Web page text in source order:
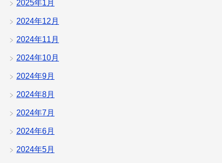
2025年1月
2024年12月
2024年11月
2024年10月
2024年9月
2024年8月
2024年7月
2024年6月
2024年5月